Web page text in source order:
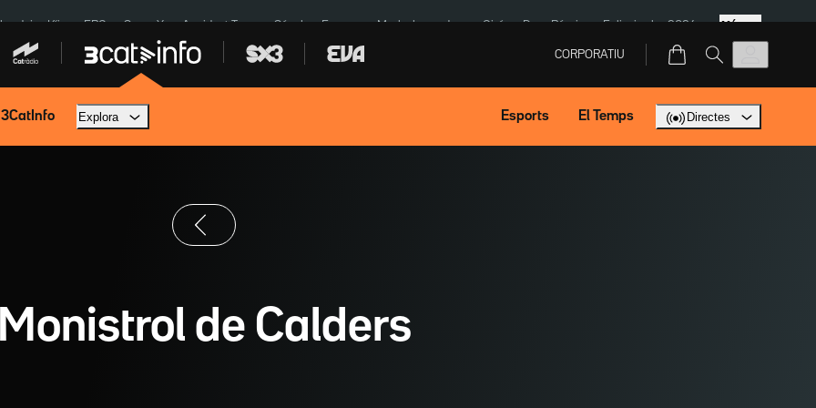
Kíiv ERC SpaceX Accident Tona Sánchez Europa Marlaska Jaume Giró Dron Rússia Eclipsi solar 2026 Més
CORPORATIU
3CatInfo Explora Esports El Temps Directes
Monistrol de Calders